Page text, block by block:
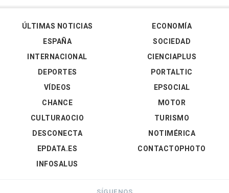
ÚLTIMAS NOTICIAS
ESPAÑA
INTERNACIONAL
DEPORTES
VÍDEOS
ECONOMÍA
SOCIEDAD
CIENCIAPLUS
PORTALTIC
EPSOCIAL
CHANCE
CULTURAOCIO
DESCONECTA
EPDATA.ES
INFOSALUS
MOTOR
TURISMO
NOTIMÉRICA
CONTACTOPHOTO